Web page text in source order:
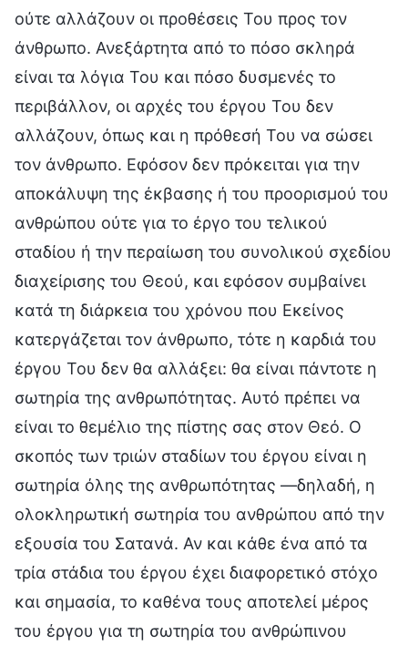
ούτε αλλάζουν οι προθέσεις Του προς τον
άνθρωπο. Ανεξάρτητα από το πόσο σκληρά
είναι τα λόγια Του και πόσο δυσμενές το
περιβάλλον, οι αρχές του έργου Του δεν
αλλάζουν, όπως και η πρόθεσή Του να σώσει
τον άνθρωπο. Εφόσον δεν πρόκειται για την
αποκάλυψη της έκβασης ή του προορισμού του
ανθρώπου ούτε για το έργο του τελικού
σταδίου ή την περαίωση του συνολικού σχεδίου
διαχείρισης του Θεού, και εφόσον συμβαίνει
κατά τη διάρκεια του χρόνου που Εκείνος
κατεργάζεται τον άνθρωπο, τότε η καρδιά του
έργου Του δεν θα αλλάξει: θα είναι πάντοτε η
σωτηρία της ανθρωπότητας. Αυτό πρέπει να
είναι το θεμέλιο της πίστης σας στον Θεό. Ο
σκοπός των τριών σταδίων του έργου είναι η
σωτηρία όλης της ανθρωπότητας —δηλαδή, η
ολοκληρωτική σωτηρία του ανθρώπου από την
εξουσία του Σατανά. Αν και κάθε ένα από τα
τρία στάδια του έργου έχει διαφορετικό στόχο
και σημασία, το καθένα τους αποτελεί μέρος
του έργου για τη σωτηρία του ανθρώπινου